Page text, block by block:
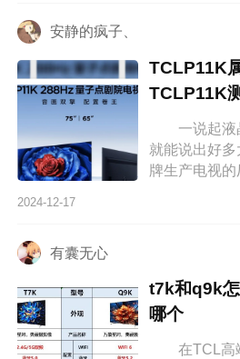
安静的疯子、
TCLP11K
TCLP11K
一说起液晶
就能说出好
牌生产电视
TCLP11K属
2024-12-17
有囊无心
t7k和q9k
哪个
在TCL高端